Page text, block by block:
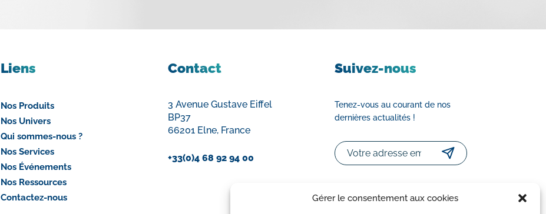
Gérer le consentement aux cookies
Liens
Nos Produits
Nos Univers
Qui sommes-nous ?
Nos Services
Nos Événements
Nos Ressources
Contactez-nous
Contact
3 Avenue Gustave Eiffel
BP37
66201 Elne, France
+33(0)4 68 92 94 00
Suivez-nous
Tenez-vous au courant de nos
dernières actualités !
Email